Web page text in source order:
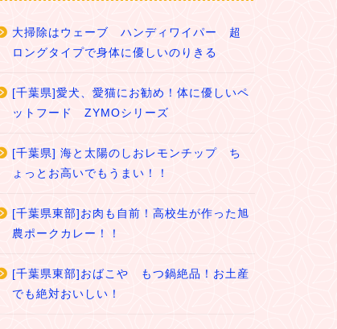
大掃除はウェーブ ハンディワイパー 超
ロングタイプで身体に優しいのりきる
[千葉県]愛犬、愛猫にお勧め！体に優しいペ
ットフード ZYMOシリーズ
[千葉県] 海と太陽のしおレモンチップ ち
ょっとお高いでもうまい！！
[千葉県東部]お肉も自前！高校生が作った旭
農ポークカレー！！
[千葉県東部]おばこや もつ鍋絶品！お土産
でも絶対おいしい！